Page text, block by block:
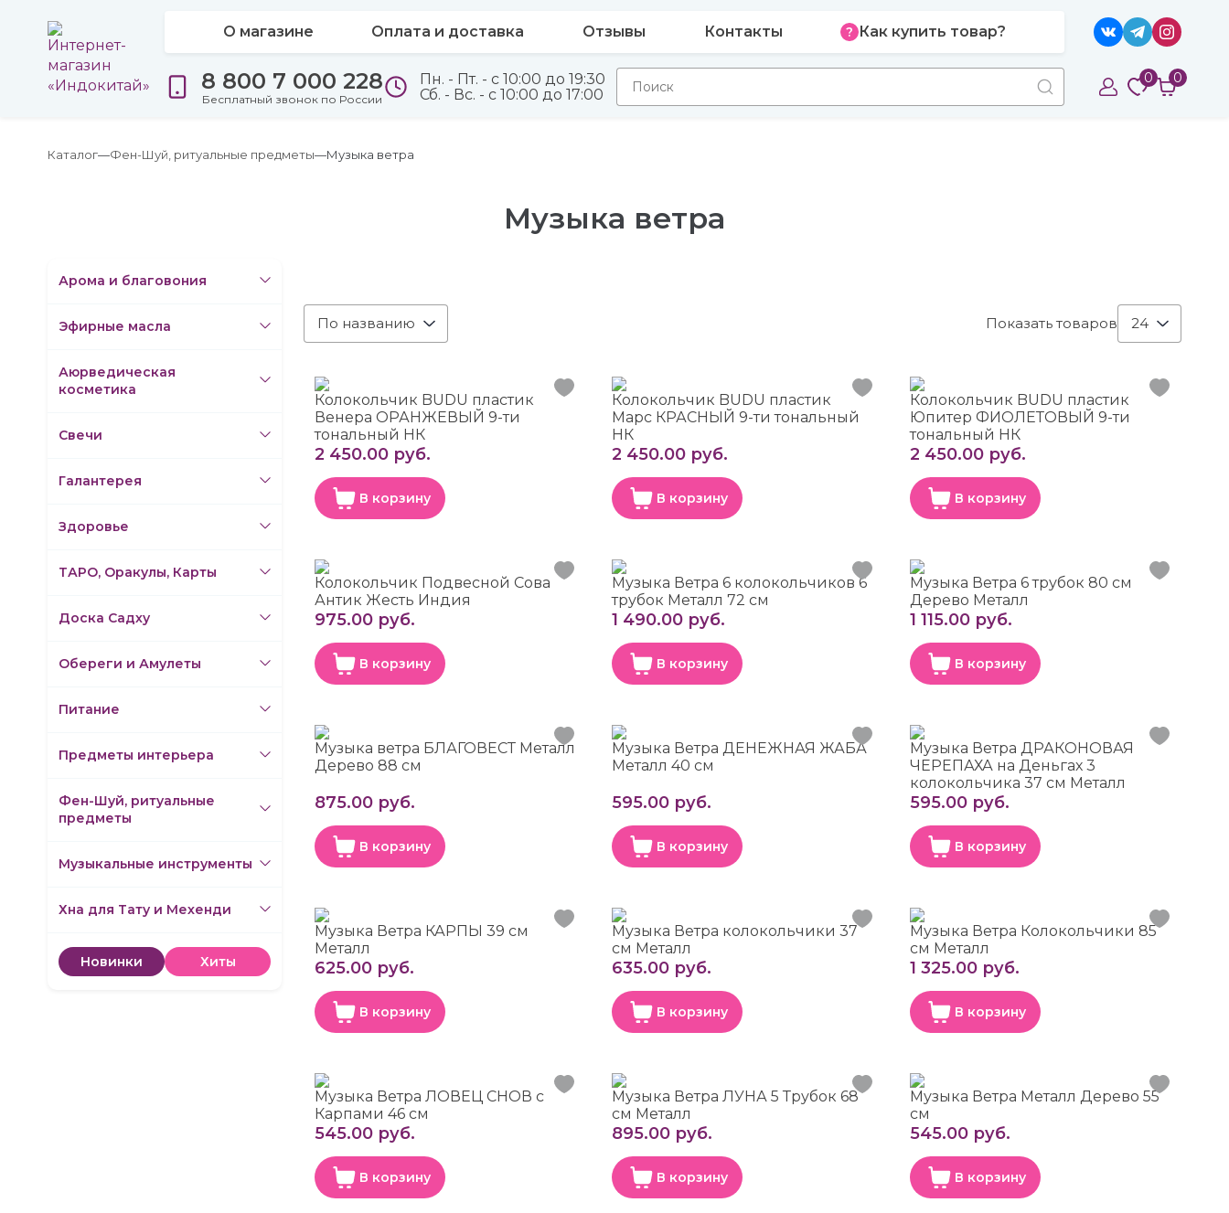
О магазине Оплата и доставка Отзывы Контакты Как купить товар?
8 800 7 000 228
Бесплатный звонок по России
Пн. - Пт. - с 10:00 до 19:30
Сб. - Вс. - с 10:00 до 17:00
0 0
Каталог Фен-Шуй, ритуальные предметы Музыка ветра
Музыка ветра
Арома и благовония
Эфирные масла
Аюрведическая
косметика
Свечи
Галантерея
Здоровье
ТАРО, Оракулы, Карты
Доска Садху
Обереги и Амулеты
Питание
Предметы интерьера
Фен-Шуй, ритуальные
предметы
Музыкальные инструменты
Хна для Тату и Мехенди
Новинки Хиты
По названию Показать товаров 24
Колокольчик BUDU пластик
Венера ОРАНЖЕВЫЙ 9-ти
тональный НК
2 450.00 руб.
В корзину
Колокольчик BUDU пластик
Марс КРАСНЫЙ 9-ти тональный
НК
2 450.00 руб.
В корзину
Колокольчик BUDU пластик
Юпитер ФИОЛЕТОВЫЙ 9-ти
тональный НК
2 450.00 руб.
В корзину
Колокольчик Подвесной Сова
Антик Жесть Индия
975.00 руб.
В корзину
Музыка Ветра 6 колокольчиков 6
трубок Металл 72 см
1 490.00 руб.
В корзину
Музыка Ветра 6 трубок 80 см
Дерево Металл
1 115.00 руб.
В корзину
Музыка ветра БЛАГОВЕСТ Металл
Дерево 88 см
875.00 руб.
В корзину
Музыка Ветра ДЕНЕЖНАЯ ЖАБА
Металл 40 см
595.00 руб.
В корзину
Музыка Ветра ДРАКОНОВАЯ
ЧЕРЕПАХА на Деньгах 3
колокольчика 37 см Металл
595.00 руб.
В корзину
Музыка Ветра КАРПЫ 39 см
Металл
625.00 руб.
В корзину
Музыка Ветра колокольчики 37
см Металл
635.00 руб.
В корзину
Музыка Ветра Колокольчики 85
см Металл
1 325.00 руб.
В корзину
Музыка Ветра ЛОВЕЦ СНОВ с
Карпами 46 см
545.00 руб.
В корзину
Музыка Ветра ЛУНА 5 Трубок 68
см Металл
895.00 руб.
В корзину
Музыка Ветра Металл Дерево 55
см
545.00 руб.
В корзину